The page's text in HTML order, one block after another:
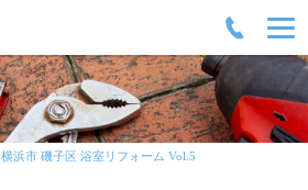
横浜市 磯子区 浴室リフォーム Vol.5